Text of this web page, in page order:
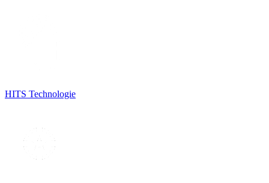
HITS Technologie